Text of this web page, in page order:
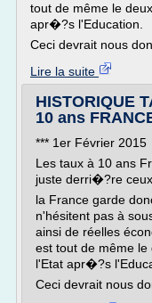
tout de même le
apr�?s l'Education.
Ceci devrait nous
Lire la suite
HISTORIQUE
10 ans
*** 1er Février 2015
Les taux à 10 ans
juste derri�?re
la France garde
n'hésitent pas à
ainsi de réelles
est tout de même
l'Etat apr�?s
Ceci devrait nous